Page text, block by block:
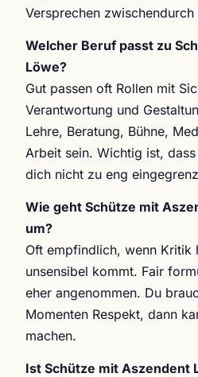
Versprechen zwischendurch
Welcher Beruf passt zu
Löwe?
Gut passen oft Rollen mit
Verantwortung und
Lehre, Beratung, Bühne,
Arbeit sein. Wichtig ist,
dich nicht zu eng
Wie geht Schütze mit
um?
Oft empfindlich, wenn Kritik
unsensibel kommt. Fair
eher angenommen. Du
Momenten Respekt, dann
machen.
Ist Schütze mit Aszendent